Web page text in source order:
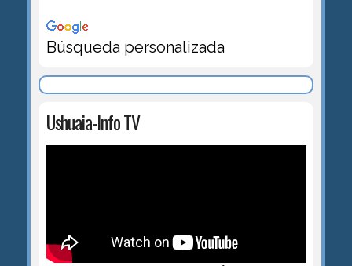
Búsqueda personalizada
Ushuaia-Info TV